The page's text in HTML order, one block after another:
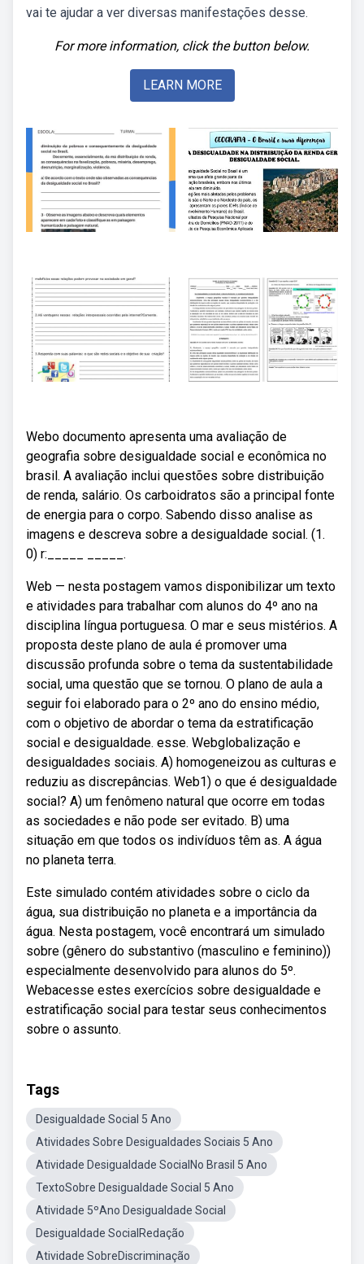
vai te ajudar a ver diversas manifestações desse.
For more information, click the button below.
LEARN MORE
Webo documento apresenta uma avaliação de
geografia sobre desigualdade social e econômica no
brasil. A avaliação inclui questões sobre distribuição
de renda, salário. Os carboidratos são a principal fonte
de energia para o corpo. Sabendo disso analise as
imagens e descreva sobre a desigualdade social. (1.
0) r:_____ _____.
Web — nesta postagem vamos disponibilizar um texto
e atividades para trabalhar com alunos do 4º ano na
disciplina língua portuguesa. O mar e seus mistérios. A
proposta deste plano de aula é promover uma
discussão profunda sobre o tema da sustentabilidade
social, uma questão que se tornou. O plano de aula a
seguir foi elaborado para o 2º ano do ensino médio,
com o objetivo de abordar o tema da estratificação
social e desigualdade. esse. Webglobalização e
desigualdades sociais. A) homogeneizou as culturas e
reduziu as discrepâncias. Web1) o que é desigualdade
social? A) um fenômeno natural que ocorre em todas
as sociedades e não pode ser evitado. B) uma
situação em que todos os indivíduos têm as. A água
no planeta terra.
Este simulado contém atividades sobre o ciclo da
água, sua distribuição no planeta e a importância da
água. Nesta postagem, você encontrará um simulado
sobre (gênero do substantivo (masculino e feminino))
especialmente desenvolvido para alunos do 5º.
Webacesse estes exercícios sobre desigualdade e
estratificação social para testar seus conhecimentos
sobre o assunto.
Tags
Desigualdade Social 5 Ano
Atividades Sobre Desigualdades Sociais 5 Ano
Atividade Desigualdade SocialNo Brasil 5 Ano
TextoSobre Desigualdade Social 5 Ano
Atividade 5ºAno Desigualdade Social
Desigualdade SocialRedação
Atividade SobreDiscriminação